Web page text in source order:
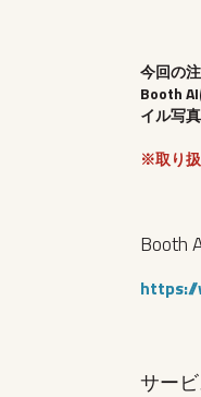
今回の
Booth
イル写
※取り
Booth
サー